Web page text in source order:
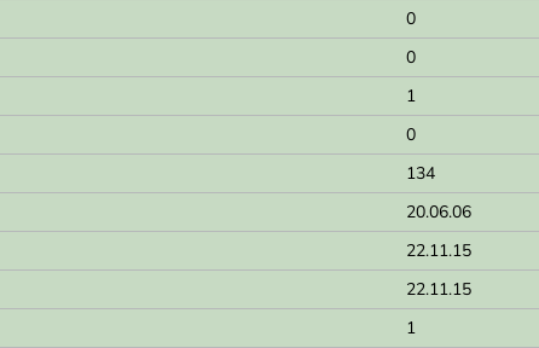
0
0
1
0
134
20.06.06
22.11.15
22.11.15
1